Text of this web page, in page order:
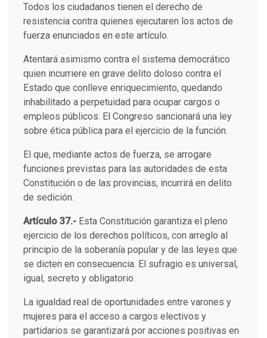
Todos los ciudadanos tienen el derecho de
resistencia contra quienes ejecutaren los actos de
fuerza enunciados en este artículo.
Atentará asimismo contra el sistema democrático
quien incurriere en grave delito doloso contra el
Estado que conlleve enriquecimiento, quedando
inhabilitado a perpetuidad para ocupar cargos o
empleos públicos. El Congreso sancionará una ley
sobre ética pública para el ejercicio de la función.
El que, mediante actos de fuerza, se arrogare
funciones previstas para las autoridades de esta
Constitución o de las provincias, incurrirá en delito
de sedición.
Artículo 37.- Esta Constitución garantiza el pleno
ejercicio de los derechos políticos, con arreglo al
principio de la soberanía popular y de las leyes que
se dicten en consecuencia. El sufragio es universal,
igual, secreto y obligatorio.
La igualdad real de oportunidades entre varones y
mujeres para el acceso a cargos electivos y
partidarios se garantizará por acciones positivas en